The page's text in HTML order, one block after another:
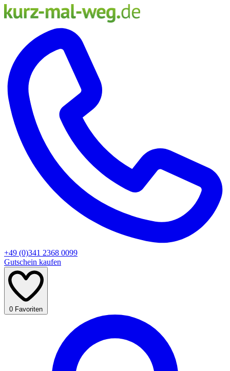
+49 (0)341 2368 0099
Gutschein kaufen
0 Favoriten